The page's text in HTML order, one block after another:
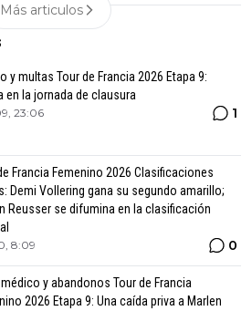
Más articulos
y multas Tour de Francia 2026 Etapa 9:
en la jornada de clausura
23:06 1
Francia Femenino 2026 Clasificaciones
Demi Vollering gana su segundo amarillo;
Reusser se difumina en la clasificación
8:09 0
médico y abandonos Tour de Francia
2026 Etapa 9: Una caída priva a Marlen